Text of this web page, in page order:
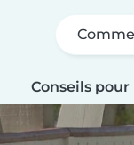
Conseils